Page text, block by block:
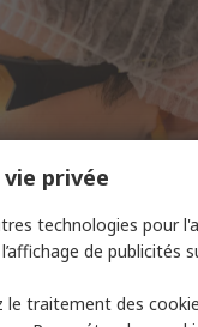
auditive
d'oreilles avec
privée
technologies pour
de publicités
traitement des